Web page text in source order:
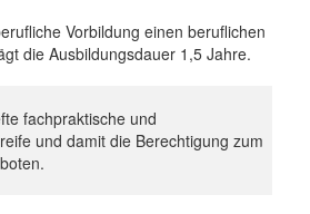
Vorbildung einen beruflichen
die Ausbildungsdauer 1,5 Jahre.
fachpraktische und
und damit die Berechtigung zum